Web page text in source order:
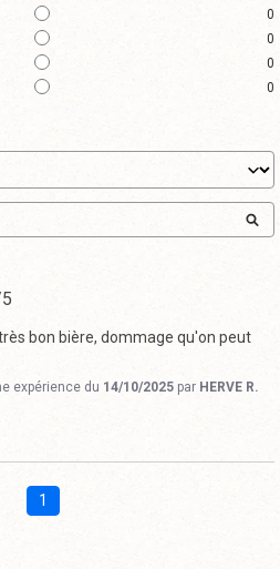
0
0
0
0
5
bon bière, dommage qu'on peut
expérience du 14/10/2025 par HERVE R.
1